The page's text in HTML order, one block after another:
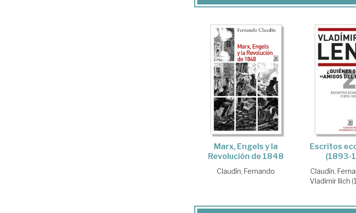
Marx, Engels y la
Revolución de 1848
Claudín, Fernando
Escritos
(1893-
Claudín,
Vladimir Ilich